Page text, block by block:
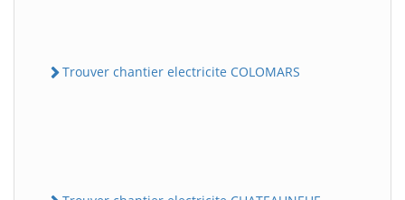
Trouver chantier electricite COLOMARS